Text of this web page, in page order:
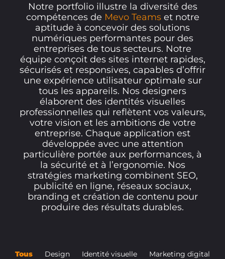
Notre portfolio illustre la diversité des
compétences de Mevo Teamset notre
aptitude à concevoir des solutions
numériques performantes pour des
entreprises de tous secteurs. Notre
équipe conçoit des sites internet rapides,
sécurisés et responsives, capables d’offrir
une expérience utilisateur optimale sur
tous les appareils. Nos designers
élaborent des identités visuelles
professionnelles qui reflètent vos valeurs,
votre vision et les ambitions de votre
entreprise. Chaque application est
développée avec une attention
particulière portée aux performances, à
la sécurité et à l’ergonomie. Nos
stratégies marketing combinent SEO,
publicité en ligne, réseaux sociaux,
branding et création de contenu pour
produire des résultats durables.
Tous Design Identité visuelle
Marketing digital